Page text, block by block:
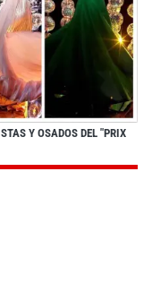
Y OSADOS DEL "PRIX